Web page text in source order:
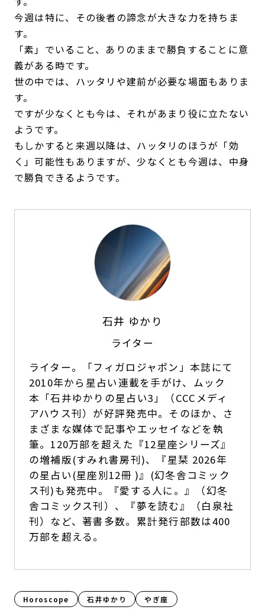
今週は特に、その後者の諦念が大きな力を持ちま
す。
「素」でいること、ありのままで勝負することに意
義がある時です。
世の中では、ハッタリや建前が必要な場面もありま
す。
ですが少なくとも今は、それがあまり役に立たない
ようです。
もしかすると来週以降は、ハッタリのほうが「効
く」可能性もありますが、少なくとも今週は、中身
で勝負できるようです。
石井 ゆかり
ライター
ライター。「フィガロジャポン」本誌にて
2010年から星占い連載を手がけ、ムック
本「石井ゆかりの星占い3」（CCCメディ
アハウス刊）が好評発売中。そのほか、さ
まざまな媒体で記事やエッセイなどを執
筆。120万部を超えた『12星座シリーズ』
の増補版(すみれ書房刊)、『星栞 2026年
の星占い(星座別12冊 )』(幻冬舎コミック
ス刊)も発売中。『愛する人に。』（幻冬
舎コミックス刊）、『夢を読む』（白泉社
刊）など、著書多数。累計発行部数は400
万部を超える。
Horoscope 石井ゆかり やぎ座